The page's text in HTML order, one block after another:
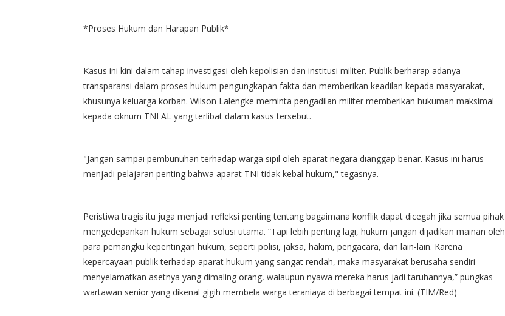
*Proses Hukum dan Harapan Publik*
Kasus ini kini dalam tahap investigasi oleh kepolisian dan institusi militer. Publik berharap adanya
transparansi dalam proses hukum pengungkapan fakta dan memberikan keadilan kepada masyarakat,
khusunya keluarga korban. Wilson Lalengke meminta pengadilan militer memberikan hukuman maksimal
kepada oknum TNI AL yang terlibat dalam kasus tersebut.
"Jangan sampai pembunuhan terhadap warga sipil oleh aparat negara dianggap benar. Kasus ini harus
menjadi pelajaran penting bahwa aparat TNI tidak kebal hukum," tegasnya.
Peristiwa tragis itu juga menjadi refleksi penting tentang bagaimana konflik dapat dicegah jika semua pihak
mengedepankan hukum sebagai solusi utama. “Tapi lebih penting lagi, hukum jangan dijadikan mainan oleh
para pemangku kepentingan hukum, seperti polisi, jaksa, hakim, pengacara, dan lain-lain. Karena
kepercayaan publik terhadap aparat hukum yang sangat rendah, maka masyarakat berusaha sendiri
menyelamatkan asetnya yang dimaling orang, walaupun nyawa mereka harus jadi taruhannya,” pungkas
wartawan senior yang dikenal gigih membela warga teraniaya di berbagai tempat ini. (TIM/Red)